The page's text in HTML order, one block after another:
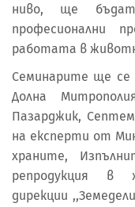
ниво, ще
професионални
работата в
Семинарите ще се
Долна
Пазарджик,
на експерти от
храните,
репродукция в
дирекции